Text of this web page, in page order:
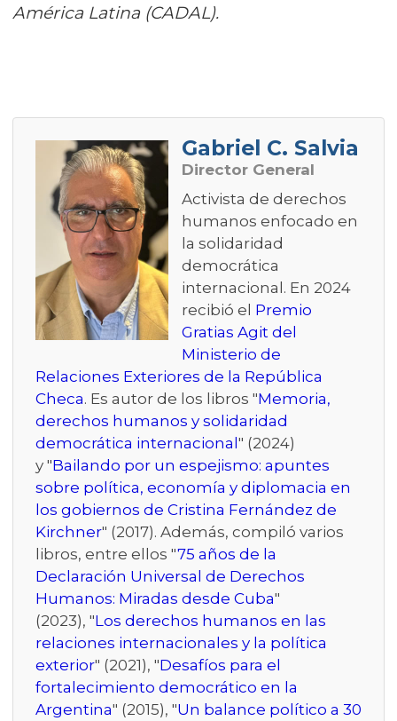
América Latina (CADAL).
Gabriel C. Salvia
Director General
Activista de derechos
humanos enfocado en
la solidaridad
democrática
internacional. En 2024
recibió el Premio
Gratias Agit del
Ministerio de
Relaciones Exteriores de la República
Checa. Es autor de los libros "Memoria,
derechos humanos y solidaridad
democrática internacional " (2024)
y "Bailando por un espejismo: apuntes
sobre política, economía y diplomacia en
los gobiernos de Cristina Fernández de
Kirchner" (2017). Además, compiló varios
libros, entre ellos "75 años de la
Declaración Universal de Derechos
Humanos: Miradas desde Cuba"
(2023), "Los derechos humanos en las
relaciones internacionales y la política
exterior" (2021), "Desafíos para el
fortalecimiento democrático en la
Argentina" (2015), "Un balance político a 30